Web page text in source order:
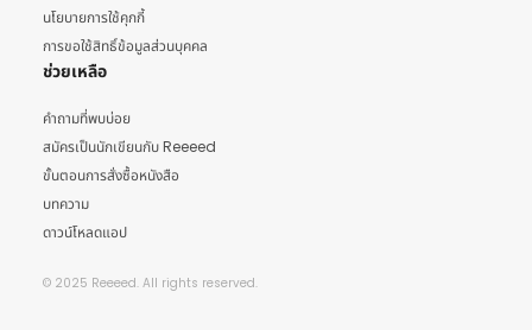
นโยบายการใช้คุกกี้
การขอใช้สิทธิ์ข้อมูลส่วนบุคคล
ช่วยเหลือ
คำถามที่พบบ่อย
สมัครเป็นนักเขียนกับ Reeeed
ขั้นตอนการสั่งซื้อหนังสือ
บทความ
ดาวน์โหลดแอป
© 2025 Reeeed. All rights reserved.